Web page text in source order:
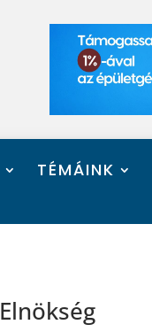
TÉMÁINK
Elnökség